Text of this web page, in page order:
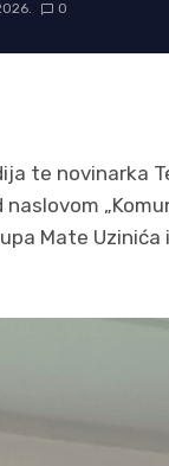
0
te novinarka
Mate Uzinića